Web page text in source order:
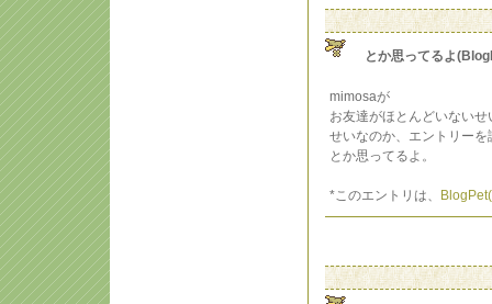
とか思ってるよ
mimosaが
お友達がほとんどいない
せいなのか、エントリー
とか思ってるよ。
*このエントリは、